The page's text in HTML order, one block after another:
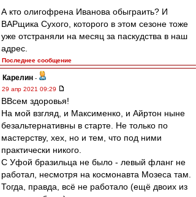
А кто олигофрена Иванова обыграить? И
ВАРщика Сухого, которого в этом сезоне тоже
уже отстраняли на месяц за паскудства в наш
адрес.
Последнее сообщение
Карелин -
29 апр 2021 09:29
ВВсем здоровья!
На мой взгляд, и Максименко, и Айртон ныне
безальтернативны в старте. Не только по
мастерству, хех, но и тем, что под ними
практически никого.
С Уфой бразильца не было - левый фланг не
работал, несмотря на космонавта Мозеса там.
Тогда, правда, всё не работало (ещё двоих из